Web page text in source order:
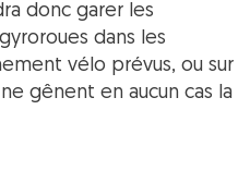
donc garer les
dans les
vélo prévus, ou sur
gênent en aucun cas la